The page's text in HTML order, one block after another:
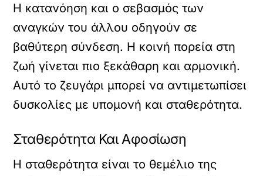
Η κατανόηση και ο σεβασμός των
αναγκών του άλλου οδηγούν σε
βαθύτερη σύνδεση. Η κοινή πορεία στη
ζωή γίνεται πιο ξεκάθαρη και αρμονική.
Αυτό το ζευγάρι μπορεί να αντιμετωπίσει
δυσκολίες με υπομονή και σταθερότητα.
Σταθερότητα Και Αφοσίωση
Η σταθερότητα είναι το θεμέλιο της